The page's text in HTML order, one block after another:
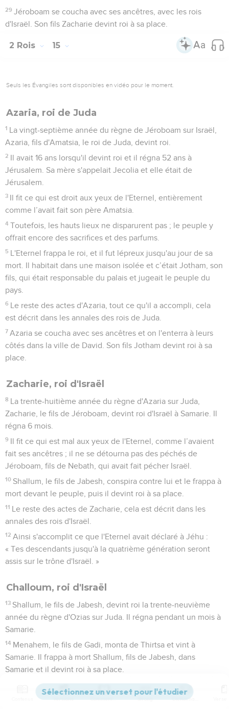
29 Jéroboam se coucha avec ses ancêtres, avec les rois
d'Israël. Son fils Zacharie devint roi à sa place.
2 Rois 15
Seuls les Évangiles sont disponibles en vidéo pour le moment.
Azaria, roi de Juda
1 La vingt-septième année du règne de Jéroboam sur Israël,
Azaria, fils d'Amatsia, le roi de Juda, devint roi.
2 Il avait 16 ans lorsqu'il devint roi et il régna 52 ans à
Jérusalem. Sa mère s'appelait Jecolia et elle était de
Jérusalem.
3 Il fit ce qui est droit aux yeux de l'Eternel, entièrement
comme l’avait fait son père Amatsia.
4 Toutefois, les hauts lieux ne disparurent pas ; le peuple y
offrait encore des sacrifices et des parfums.
5 L'Eternel frappa le roi, et il fut lépreux jusqu'au jour de sa
mort. Il habitait dans une maison isolée et c’était Jotham, son
fils, qui était responsable du palais et jugeait le peuple du
pays.
6 Le reste des actes d'Azaria, tout ce qu'il a accompli, cela
est décrit dans les annales des rois de Juda.
7 Azaria se coucha avec ses ancêtres et on l'enterra à leurs
côtés dans la ville de David. Son fils Jotham devint roi à sa
place.
Zacharie, roi d'Israël
8 La trente-huitième année du règne d'Azaria sur Juda,
Zacharie, le fils de Jéroboam, devint roi d'Israël à Samarie. Il
régna 6 mois.
9 Il fit ce qui est mal aux yeux de l'Eternel, comme l’avaient
fait ses ancêtres ; il ne se détourna pas des péchés de
Jéroboam, fils de Nebath, qui avait fait pécher Israël.
10 Shallum, le fils de Jabesh, conspira contre lui et le frappa à
mort devant le peuple, puis il devint roi à sa place.
11 Le reste des actes de Zacharie, cela est décrit dans les
annales des rois d'Israël.
12 Ainsi s'accomplit ce que l'Eternel avait déclaré à Jéhu :
« Tes descendants jusqu'à la quatrième génération seront
assis sur le trône d'Israël. »
Challoum, roi d'Israël
13 Shallum, le fils de Jabesh, devint roi la trente-neuvième
année du règne d'Ozias sur Juda. Il régna pendant un mois à
Samarie.
14 Menahem, le fils de Gadi, monta de Thirtsa et vint à
Samarie. Il frappa à mort Shallum, fils de Jabesh, dans
Samarie et il devint roi à sa place.
Le reste des actes de Shallum et la conspiration qu'il a
formée, cela est décrit dans les annales des rois d'Israël.
Versions Commentaires Strong